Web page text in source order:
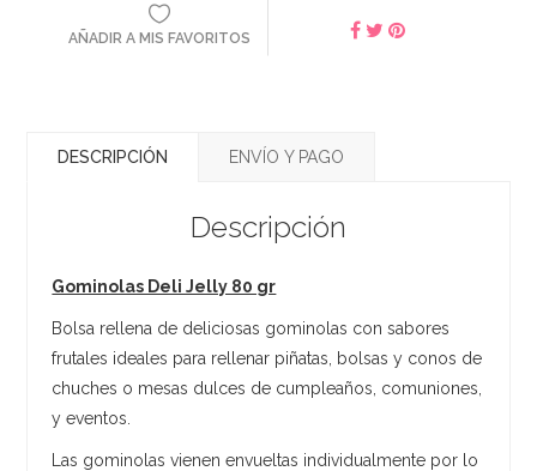
AÑADIR A MIS FAVORITOS
DESCRIPCIÓN ENVÍO Y PAGO
Descripción
Gominolas Deli Jelly 80 gr
Bolsa rellena de deliciosas gominolas con sabores
frutales ideales para rellenar piñatas, bolsas y conos de
chuches o mesas dulces de cumpleaños, comuniones,
y eventos.
Las gominolas vienen envueltas individualmente por lo